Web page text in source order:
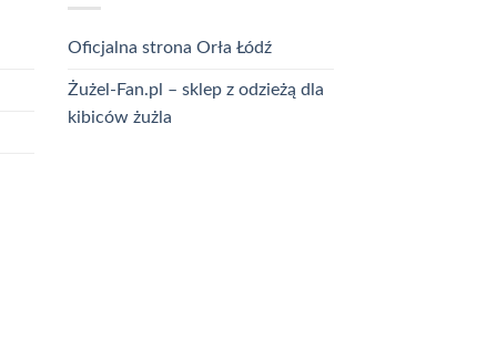
Oficjalna strona Orła Łódź
Żużel-Fan.pl – sklep z odzieżą dla
kibiców żużla